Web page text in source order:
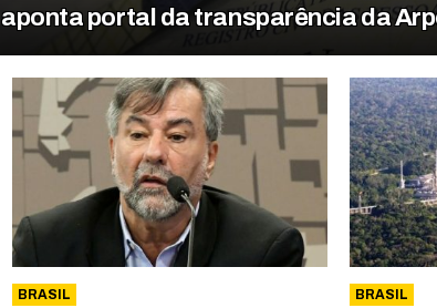
aponta portal da transparência da
BRASIL BRASIL